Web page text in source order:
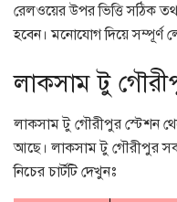
রেলওয়ের উপর ভিত্তি সঠিক
হবেন। মনোযোগ দিয়ে সম্পূর্ণ
লাকসাম টু
লাকসাম টু গৌরীপুর স্টেশন
আছে। লাকসাম টু গৌরীপুর
নিচের চার্টটি দেখুনঃ